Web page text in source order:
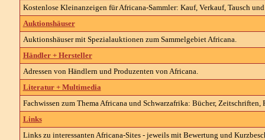
Kostenlose Kleinanzeigen für Africana-Sammler: Kauf, Verkauf, Tausch
Auktionshäuser
Auktionshäuser mit Spezialauktionen zum Sammelgebiet Africana.
Händler + Hersteller
Adressen von Händlern und Produzenten von Africana.
Literatur + Multimedia
Fachwissen zum Thema Africana und Schwarzafrika: Bücher,
Links
Links zu interessanten Africana-Sites - jeweils mit Bewertung und